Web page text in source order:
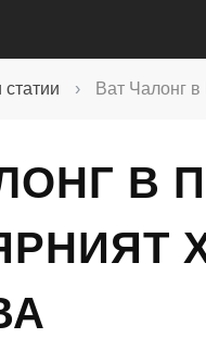
› Ват Чалонг
В